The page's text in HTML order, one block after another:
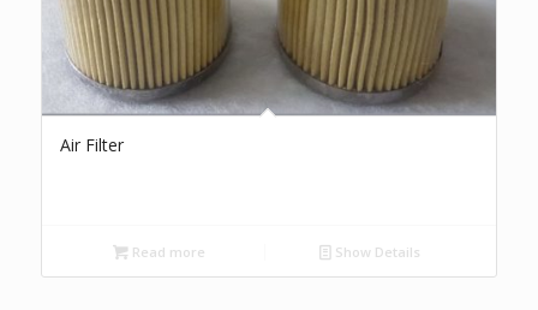
Air Filter
Read more Show Details